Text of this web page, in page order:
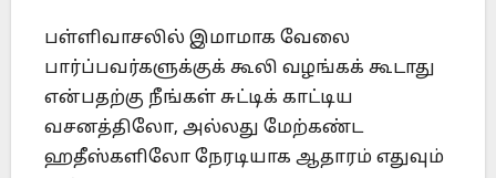
பள்ளிவாசலில் இமாமாக வேலை
பார்ப்பவர்களுக்குக் கூலி வழங்கக் கூடாது
என்பதற்கு நீங்கள் சுட்டிக் காட்டிய
வசனத்திலோ, அல்லது மேற்கண்ட
ஹதீஸ்களிலோ நேரடியாக ஆதாரம் எதுவும்